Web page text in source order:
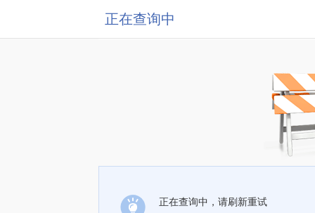
正在查询中
正在查询中，请刷新重试